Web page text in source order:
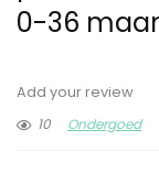
0-36
Add your review
10
Ondergoed